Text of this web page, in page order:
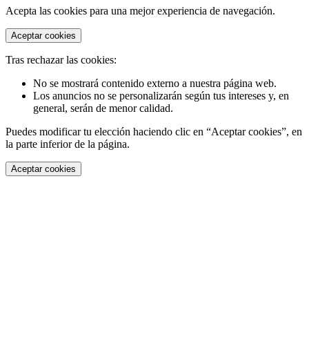
Acepta las cookies para una mejor experiencia de navegación.
Aceptar cookies
Tras rechazar las cookies:
No se mostrará contenido externo a nuestra página web.
Los anuncios no se personalizarán según tus intereses y, en
general, serán de menor calidad.
Puedes modificar tu elección haciendo clic en “Aceptar cookies”, en
la parte inferior de la página.
Aceptar cookies